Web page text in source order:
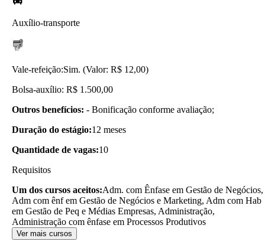
Auxílio-transporte
Vale-refeição:Sim. (Valor: R$ 12,00)
Bolsa-auxílio: R$ 1.500,00
Outros benefícios: - Bonificação conforme avaliação;
Duração do estágio:12 meses
Quantidade de vagas:10
Requisitos
Um dos cursos aceitos:Adm. com Ênfase em Gestão de Negócios,
Adm com ênf em Gestão de Negócios e Marketing, Adm com Hab
em Gestão de Peq e Médias Empresas, Administração,
Administração com ênfase em Processos Produtivos
Ver mais cursos